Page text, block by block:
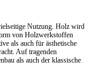
Nutzung. Holz wird
von Holzwerkstoffen
als auch für ästhetische
Auf tragenden
als auch der klassische